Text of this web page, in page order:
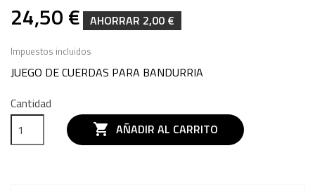
24,50 € AHORRAR 2,00 €
Impuestos incluidos
JUEGO DE CUERDAS PARA BANDURRIA
Cantidad
 AÑADIR AL CARRITO